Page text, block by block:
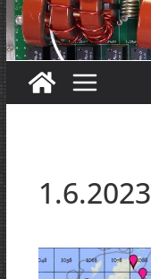
1.6.2023